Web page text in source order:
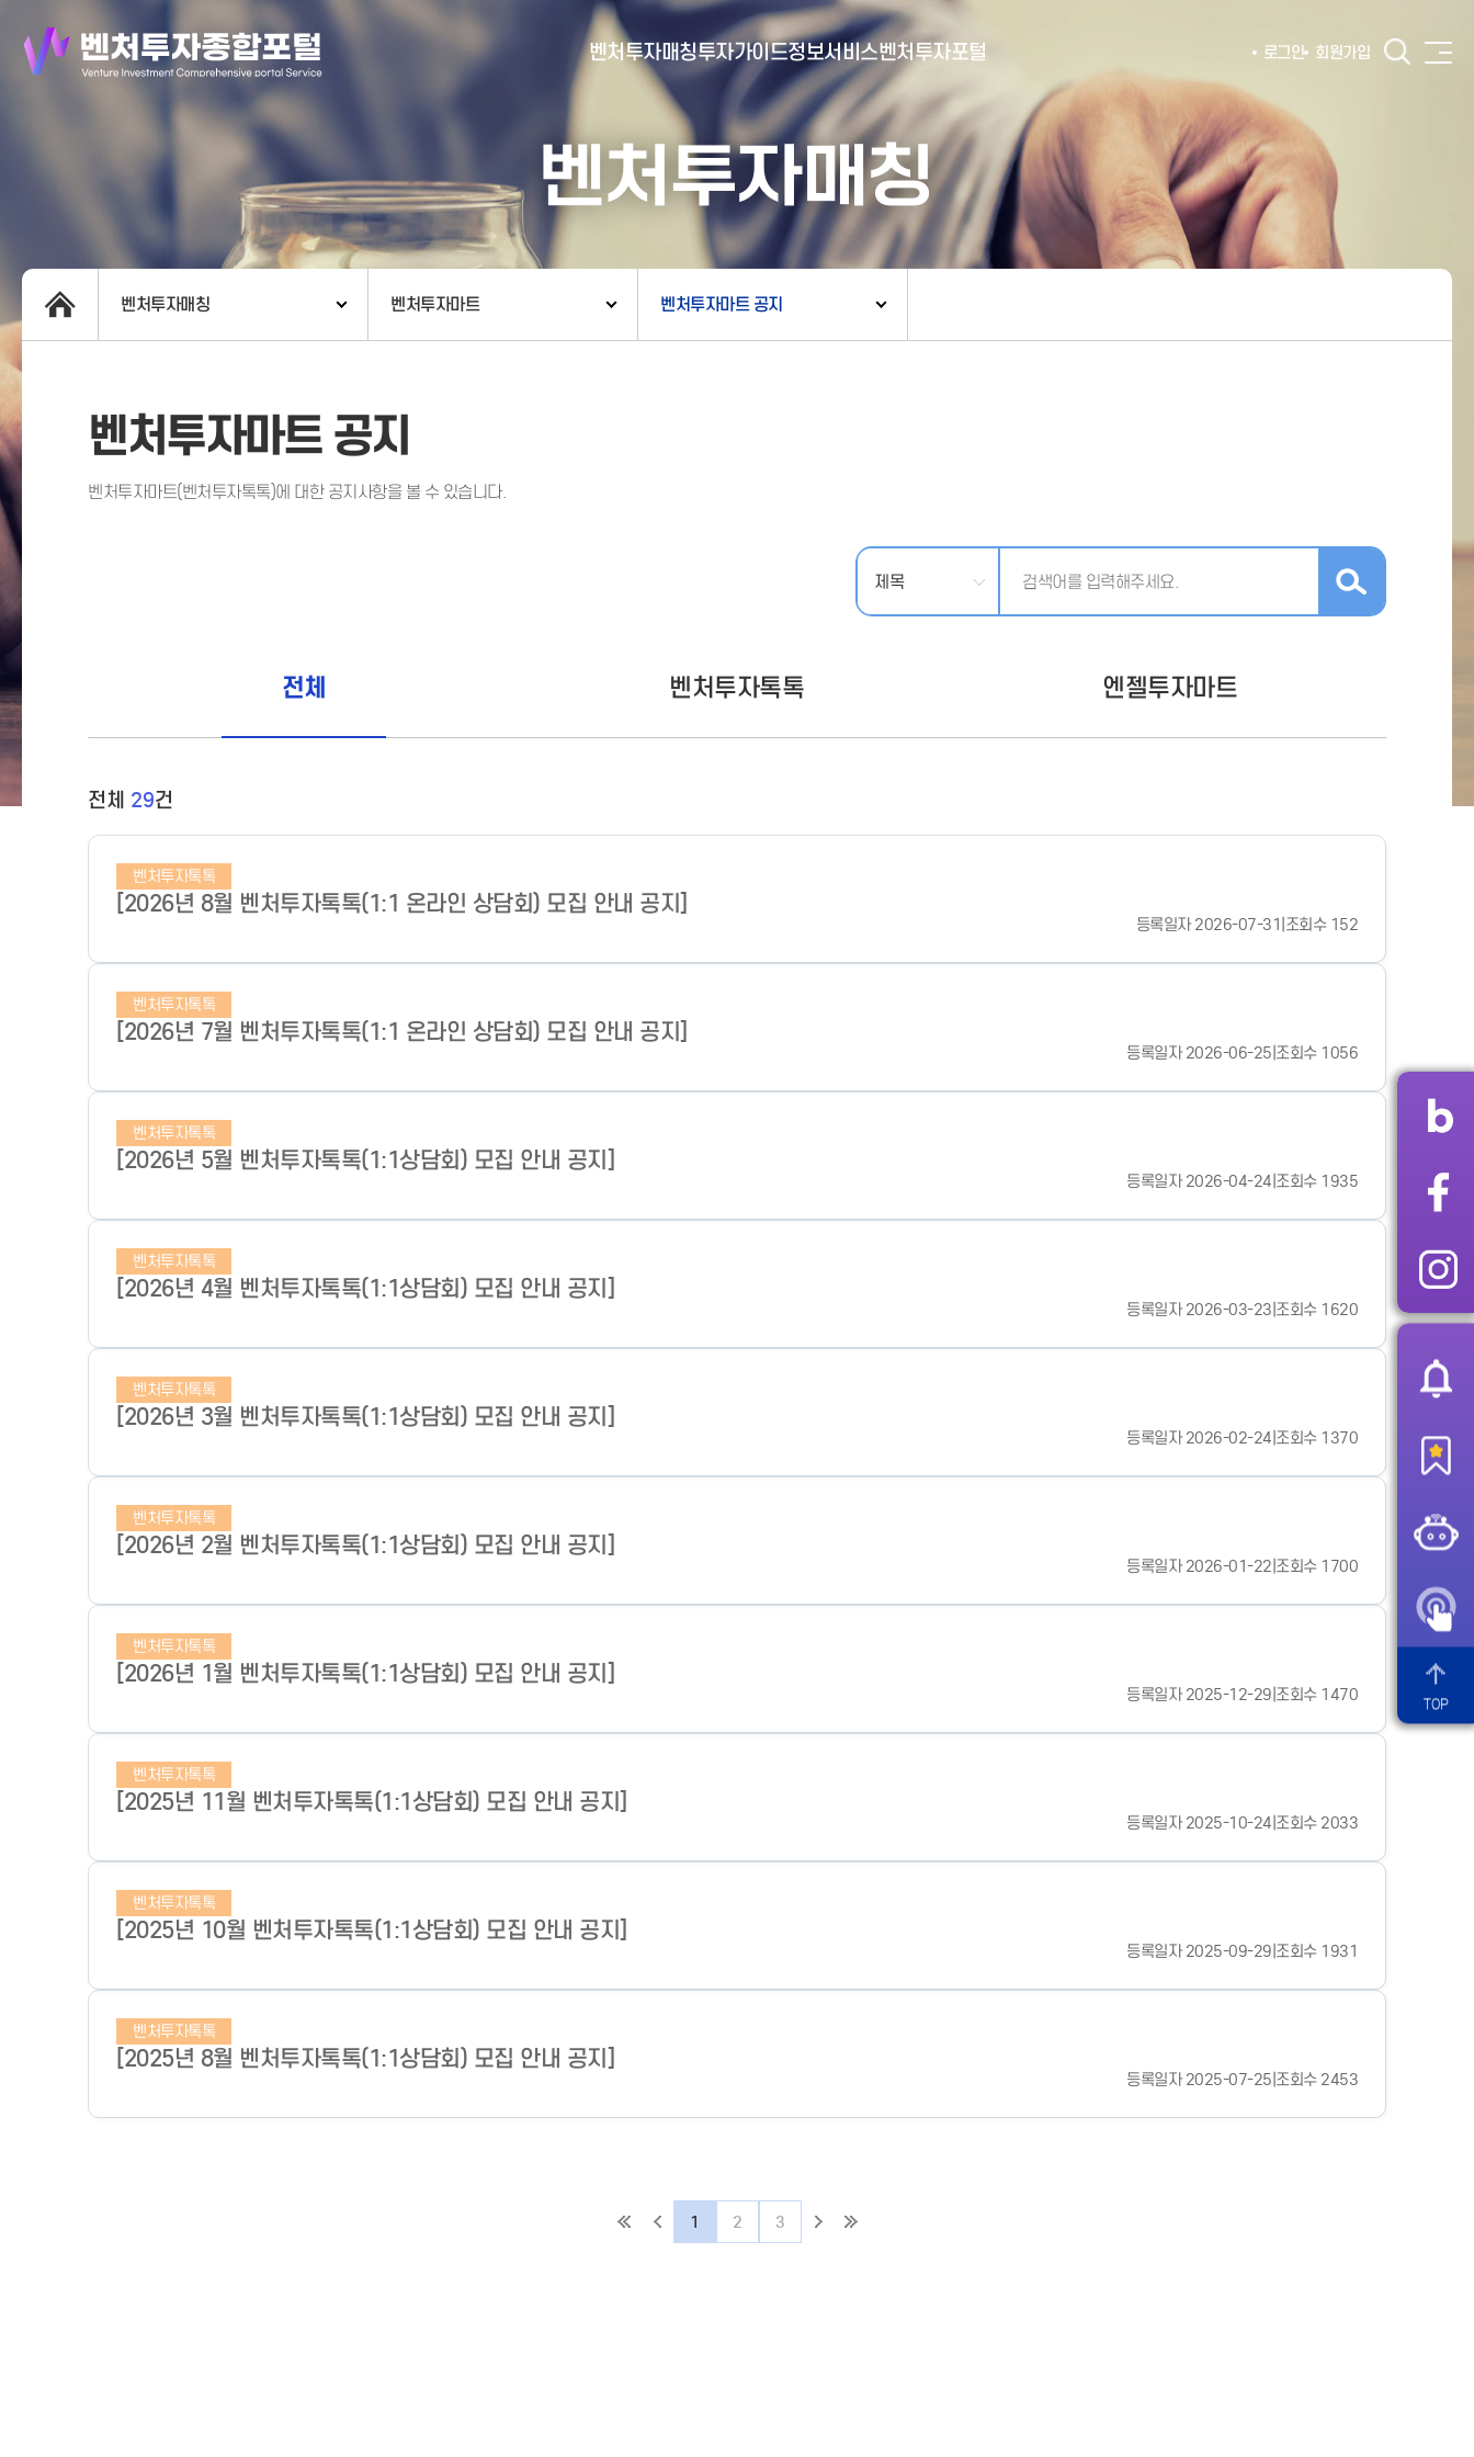
벤처투자매칭
- 벤처투자회사 전자공시
- 벤처투자마트란?
투자가이드정보서비스
- 대시보드
- 투자실적
- 민간벤처통계
- 통계/연구 보고서
- VC 근무경력 확인
벤처투자포털
- 포털소개
- BI소개
로그인 회원가입
TOP
벤처투자매칭
벤처투자매칭 벤처투자마트 벤처투자마트 공지
벤처투자마트 공지
벤처투자마트(벤처투자톡톡)에 대한 공지사항을 볼 수 있습니다.
전체 벤처투자톡톡 엔젤투자마트
전체 29건
벤처투자톡톡
[2026년 8월 벤처투자톡톡(1:1 온라인 상담회) 모집 안내 공지]
등록일자 2026-07-31 조회수 152
벤처투자톡톡
[2026년 7월 벤처투자톡톡(1:1 온라인 상담회) 모집 안내 공지]
등록일자 2026-06-25 조회수 1056
벤처투자톡톡
[2026년 5월 벤처투자톡톡(1:1상담회) 모집 안내 공지]
등록일자 2026-04-24 조회수 1935
벤처투자톡톡
[2026년 4월 벤처투자톡톡(1:1상담회) 모집 안내 공지]
등록일자 2026-03-23 조회수 1620
벤처투자톡톡
[2026년 3월 벤처투자톡톡(1:1상담회) 모집 안내 공지]
등록일자 2026-02-24 조회수 1370
벤처투자톡톡
[2026년 2월 벤처투자톡톡(1:1상담회) 모집 안내 공지]
등록일자 2026-01-22 조회수 1700
벤처투자톡톡
[2026년 1월 벤처투자톡톡(1:1상담회) 모집 안내 공지]
등록일자 2025-12-29 조회수 1470
벤처투자톡톡
[2025년 11월 벤처투자톡톡(1:1상담회) 모집 안내 공지]
등록일자 2025-10-24 조회수 2033
벤처투자톡톡
[2025년 10월 벤처투자톡톡(1:1상담회) 모집 안내 공지]
등록일자 2025-09-29 조회수 1931
벤처투자톡톡
[2025년 8월 벤처투자톡톡(1:1상담회) 모집 안내 공지]
등록일자 2025-07-25 조회수 2453
1 2 3